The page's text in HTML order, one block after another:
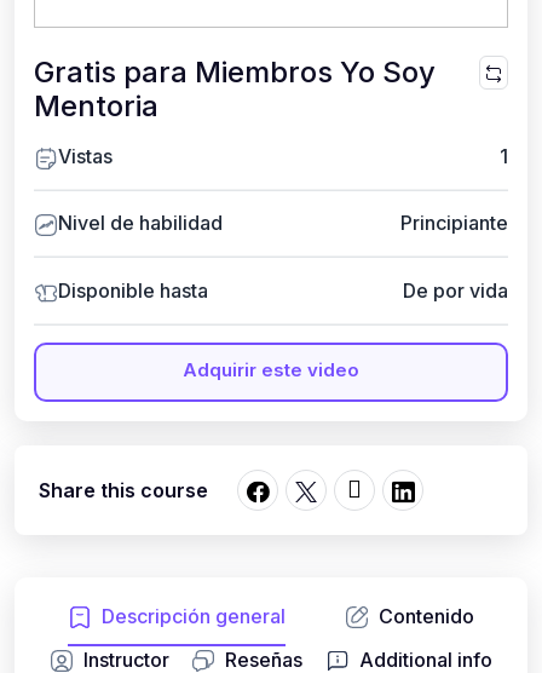
Descripción general
Contenido
Instructor
Reseñas Additional info
Gratis para Miembros Yo Soy
Mentoria
Vistas 1
Nivel de habilidad Principiante
Disponible hasta De por vida
Adquirir este video
Share this course